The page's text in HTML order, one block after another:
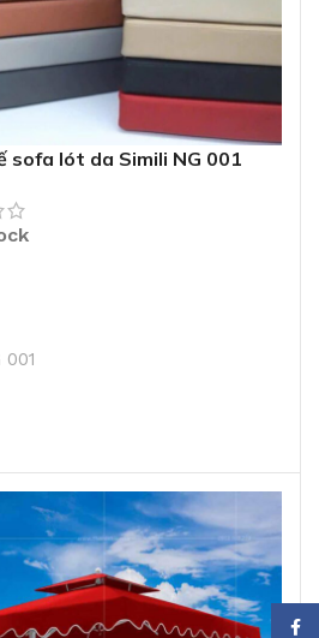
sofa lót da Simili NG 001
001